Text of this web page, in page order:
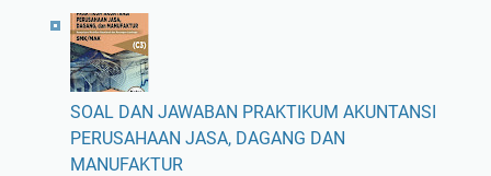
SOAL DAN JAWABAN PRAKTIKUM AKUNTANSI
PERUSAHAAN JASA, DAGANG DAN
MANUFAKTUR